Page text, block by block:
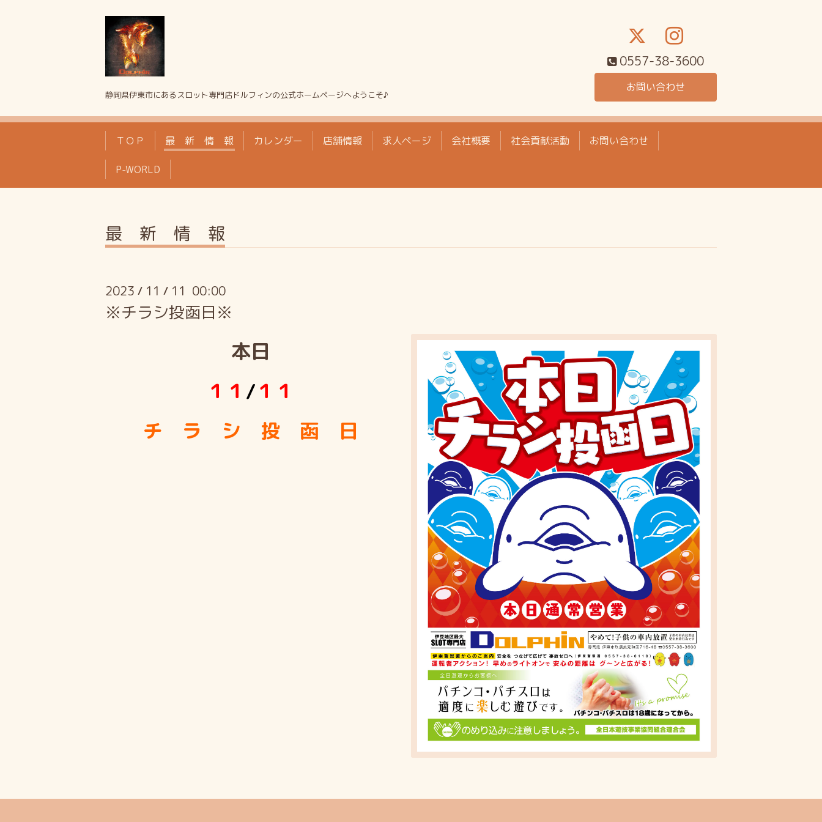
静岡県伊東市にあるスロット専門店ドルフィンの公式ホームページへようこそ♪
0557-38-3600
お問い合わせ
ＴＯＰ 最 新 情 報 カレンダー 店舗情報 求人ページ 会社概要 社会貢献活動 お問い合わせ
P-WORLD
最 新 情 報
2023 / 11 / 11 00:00
※チラシ投函日※
本日
１１ /１１
チ ラ シ 投 函 日